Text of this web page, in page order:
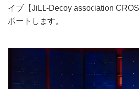
恋愛/結婚/離婚
美容/健康
イブ【JiLL-Decoy association
ポートします。